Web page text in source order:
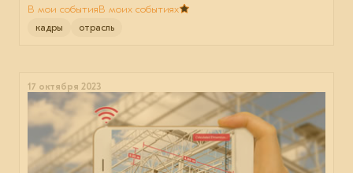
В мои событияВ моих событиях
кадры отрасль
17 октября 2023